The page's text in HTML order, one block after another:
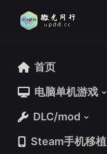
首页
电脑单机游戏
DLC/mod
Steam手机移植
首页
电脑单机游戏
DLC/mod
Steam手机移植